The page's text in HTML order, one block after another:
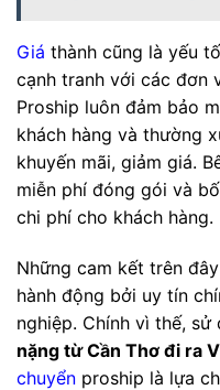
Giá thành cũng là yếu
cạnh tranh với các đơn
Proship luôn đảm bảo
khách hàng và thường
khuyến mãi, giảm giá.
miễn phí đóng gói và
chi phí cho khách hàng.
Những cam kết trên
hành động bởi uy tín
nghiệp. Chính vì thế, sử
nặng từ Cần Thơ đi ra
chuyển proship là lựa